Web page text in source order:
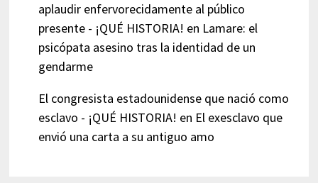
aplaudir enfervorecidamente al público
presente - ¡QUÉ HISTORIA! en Lamare: el
psicópata asesino tras la identidad de un
gendarme
El congresista estadounidense que nació como
esclavo - ¡QUÉ HISTORIA! en El exesclavo que
envió una carta a su antiguo amo